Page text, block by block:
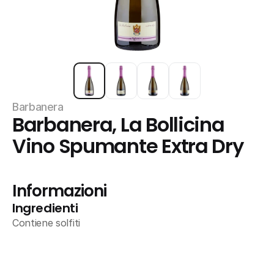
Barbanera
Barbanera, La Bollicina
Vino Spumante Extra Dry
Informazioni
Ingredienti
Contiene solfiti